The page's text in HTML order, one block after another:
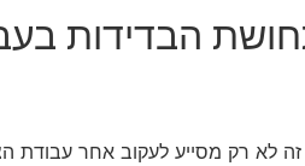
הבדידות
זה לא רק מסייע לעקוב אחר